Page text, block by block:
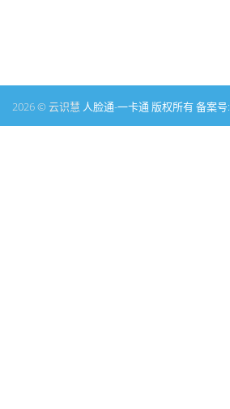
2026 © 云识慧 人脸通-一卡通 版权所有 备案号: